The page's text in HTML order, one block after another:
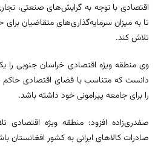
اقتصادی با توجه به گرایش‌های صنعتی،
تا به میزان سرمایه‌گذاری‌های متقاضیان
تلاش کند.
وی منطقه ویژه اقتصادی خراسان جنوبی را
دانست که متناسب با فضای اقتصادی حاکم
را برای جامعه پیرامونی خود داشته باشد.
صفدری‌زاده افزود: منطقه ویژه
صادرات کالاهای ایرانی به کشور افغانستان